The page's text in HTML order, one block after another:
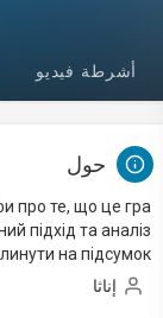
أشرطة فيديو
حول
про те, що це гра
підхід та аналіз
на підсумок.
إناثا